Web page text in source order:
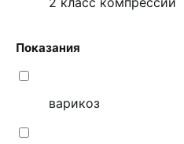
Показания
варикоз